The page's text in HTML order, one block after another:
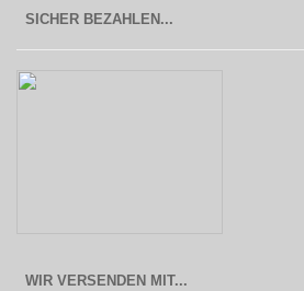
SICHER BEZAHLEN...
WIR VERSENDEN MIT...